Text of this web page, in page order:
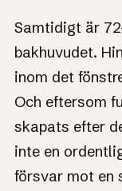
Samtidigt är
bakhuvudet.
inom det
Och eftersom
skapats efter
inte en
försvar mot en